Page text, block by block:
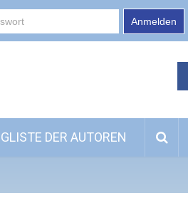
Anmelden
DER AUTOREN